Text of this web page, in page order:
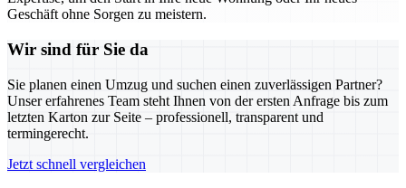
Geschäft ohne Sorgen zu meistern.
Wir sind für Sie da
Sie planen einen Umzug und suchen einen zuverlässigen Partner?
Unser erfahrenes Team steht Ihnen von der ersten Anfrage bis zum
letzten Karton zur Seite – professionell, transparent und
termingerecht.
Jetzt schnell vergleichen